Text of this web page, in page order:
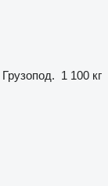
Грузопод. 1 100 кг